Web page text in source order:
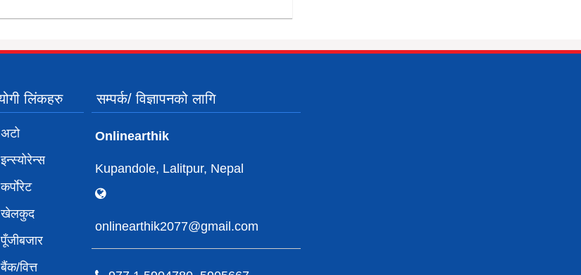
लिंकहरु
अटो
इन्स्योरेन्स
कर्पाेरेट
खेलकुद
पूँजीबजार
बैंक/वित्त
सम्पर्क/ विज्ञापनको लागि
Onlinearthik
Kupandole, Lalitpur, Nepal
onlinearthik2077@gmail.com